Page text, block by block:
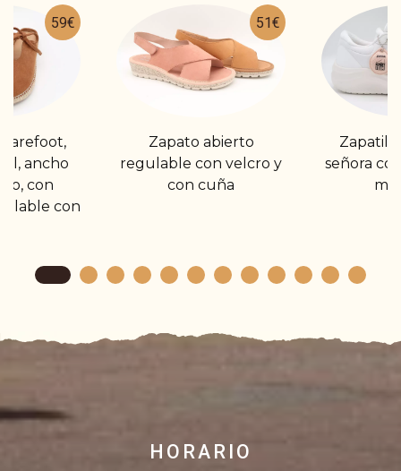
59€
ancho
con
con
51€
Zapato abierto
regulable con velcro y
con cuña
señora
HORARIO